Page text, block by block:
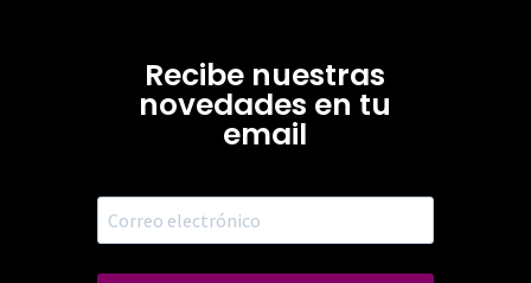
Recibe nuestras
novedades en tu
email